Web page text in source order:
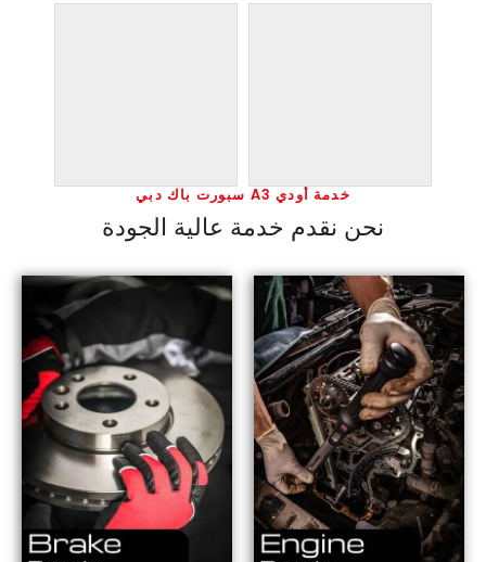
خدمة أودي A3 سبورت باك دبي
نحن نقدم خدمة عالية الجودة